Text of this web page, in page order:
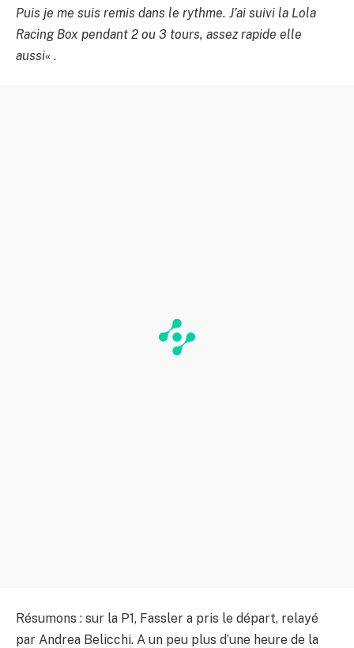
Puis je me suis remis dans le rythme. J’ai suivi la Lola
Racing Box pendant 2 ou 3 tours, assez rapide elle
aussi« .
Résumons : sur la P1, Fassler a pris le départ, relayé
par Andrea Belicchi. A un peu plus d’une heure de la